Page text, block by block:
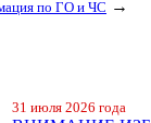
по ГО и ЧС →
31 июля 2026 года